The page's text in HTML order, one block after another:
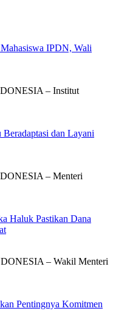
IPDN, Wali
– Institut
dan Layani
– Menteri
Haluk Pastikan Dana
– Wakil Menteri
Pentingnya Komitmen